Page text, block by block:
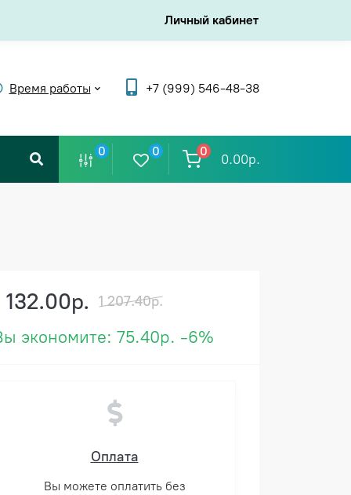
Личный кабинет
Время работы +7 (999) 546-48-38
0 0 0
0.00р.
132.00р. 1 207.40р.
экономите: 75.40р. -6%
Оплата
Вы можете оплатить без